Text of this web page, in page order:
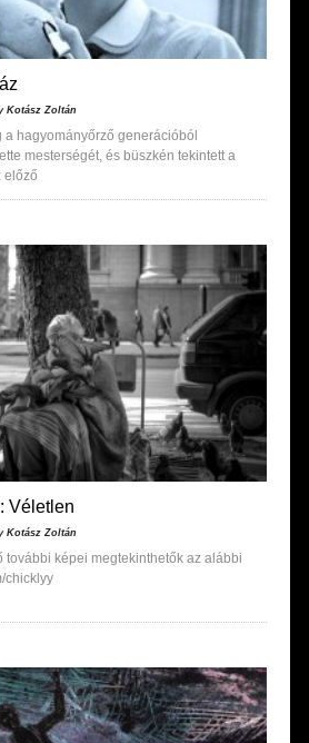
Kotász Zoltán
a hagyományőrző generációból
mesterségét, és büszkén tekintett a
előző
Véletlen
Kotász Zoltán
képei megtekinthetők az alábbi
chicklyy